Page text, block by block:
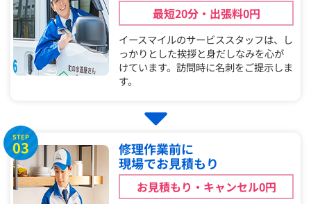
最短20分・出張料0円
イースマイルのサービススタッフは、し
っかりとした挨拶と身だしなみを心が
けています。訪問時に名刺をご提示しま
す。
STEP
03
修理作業前に
現場でお見積もり
お見積もり・キャンセル0円